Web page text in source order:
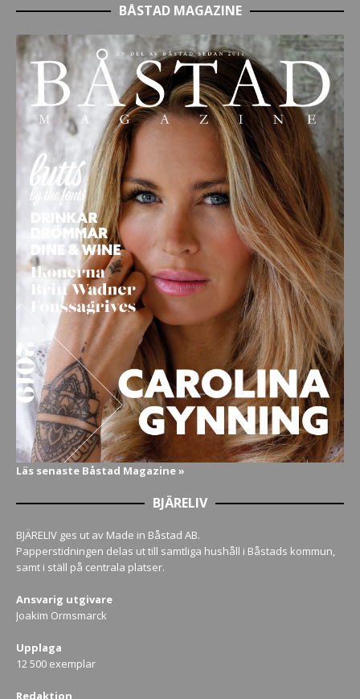
BÅSTAD MAGAZINE
Läs senaste Båstad Magazine »
BJÄRELIV
BJÄRELIV ges ut av Made in Båstad AB.
Papperstidningen delas ut till samtliga hushåll i Båstads kommun,
samt i ställ på centrala platser.
Ansvarig utgivare
Joakim Ormsmarck
Upplaga
12 500 exemplar
Redaktion